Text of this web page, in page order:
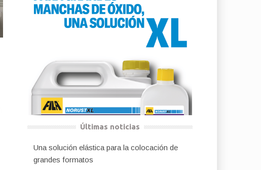
Últimas noticias
Una solución elástica para la colocación de
grandes formatos